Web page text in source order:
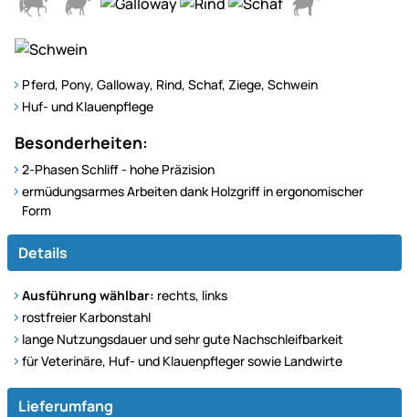
Pferd, Pony, Galloway, Rind, Schaf, Ziege, Schwein
Huf- und Klauenpflege
Besonderheiten:
2-Phasen Schliff - hohe Präzision
ermüdungsarmes Arbeiten dank Holzgriff in ergonomischer
Form
Details
Ausführung wählbar: rechts, links
rostfreier Karbonstahl
lange Nutzungsdauer und sehr gute Nachschleifbarkeit
für Veterinäre, Huf- und Klauenpfleger sowie Landwirte
Lieferumfang